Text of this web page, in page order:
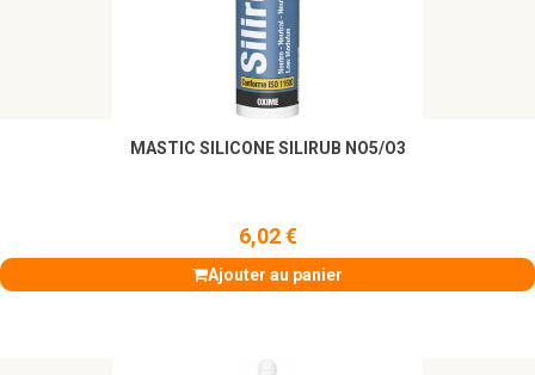
MASTIC SILICONE SILIRUB NO5/O3
6,02 €
Ajouter au panier